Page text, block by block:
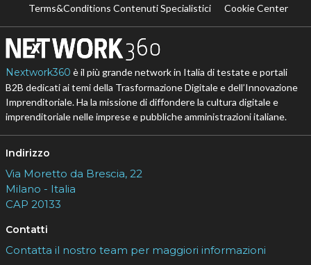
Terms&Conditions Contenuti Specialistici
Cookie Center
Nextwork360 è il più grande network in Italia di testate e portali
B2B dedicati ai temi della Trasformazione Digitale e dell’Innovazione
Imprenditoriale. Ha la missione di diffondere la cultura digitale e
imprenditoriale nelle imprese e pubbliche amministrazioni italiane.
Indirizzo
Via Moretto da Brescia, 22
Milano - Italia
CAP 20133
Contatti
Contatta il nostro team per maggiori informazioni